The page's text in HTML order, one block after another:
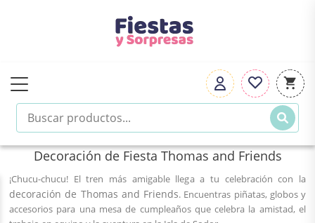
Decoración de Fiesta Thomas and Friends
¡Chucu-chucu! El tren más amigable llega a tu celebración con la
decoración de Thomas and Friends. Encuentras piñatas, globos y
accesorios para una mesa de cumpleaños que celebra la amistad, el